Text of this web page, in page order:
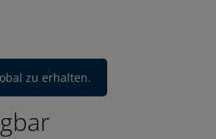
zu erhalten.